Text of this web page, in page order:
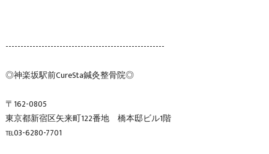
-----------------------------------------------------
◎神楽坂駅前CureSta鍼灸整骨院◎
〒162-0805
東京都新宿区矢来町122番地 橋本邸ビル1階
℡03-6280-7701